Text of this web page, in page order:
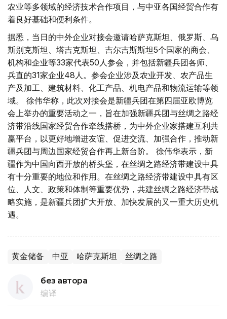
农业等多领域的经济技术合作项目，与中亚各国经贸合作有
着良好基础和便利条件。
据悉，当日的中外企业对接会邀请哈萨克斯坦、俄罗斯、乌
斯别克斯坦、塔吉克斯坦、吉尔吉斯斯坦5个国家的商会、
机构和企业等33家代表50人参会，并包括新疆兵团各师、
兵直的31家企业48人。参会企业涉及农业开发、农产品生
产及加工、建筑材料、化工产品、机电产品和物流运输等领
域。 徐伟华称，此次对接会是新疆兵团在第四届亚欧博览
会上举办的重要活动之一，旨在加强新疆兵团与丝绸之路经
济带沿线国家经贸合作牵线搭桥，为中外企业家搭建互利共
赢平台，以更好地增进友谊、促进交流、加强合作，推动新
疆兵团与周边国家经贸合作再上新台阶。 徐伟华表示，新
疆作为中国向西开放的桥头堡，在丝绸之路经济带建设中具
有十分重要的地位和作用。在丝绸之路经济带建设中具有区
位、人文、政策和体制等重要优势，共建丝绸之路经济带战
略实施，是新疆兵团扩大开放、加快发展的又一重大历史机
遇。
黄金储备 中亚 哈萨克斯坦 丝绸之路
без автора
编译